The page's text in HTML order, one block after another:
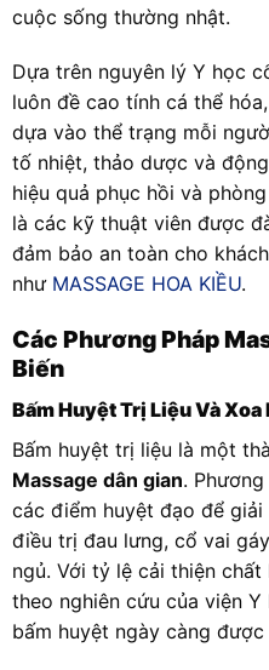
cuộc sống thường nhật.
Dựa trên nguyên lý Y học
luôn đề cao tính cá thể
dựa vào thể trạng mỗi
tố nhiệt, thảo dược và
hiệu quả phục hồi và
là các kỹ thuật viên được
đảm bảo an toàn cho
như MASSAGE HOA KIỀU.
Các Phương Pháp
Biến
Bấm Huyệt Trị Liệu Và
Bấm huyệt trị liệu là một
Massage dân gian.
các điểm huyệt đạo để
điều trị đau lưng, cổ vai
ngủ. Với tỷ lệ cải thiện
theo nghiên cứu của viện
bấm huyệt ngày càng được